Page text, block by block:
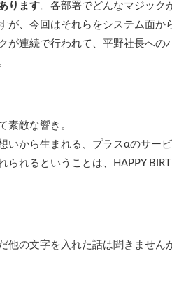
ります。各部署でどんなマジック
が、今回はそれらをシステム面か
が連続で行われて、平野社長への
素敵な響き。
いから生まれる、プラスαのサー
られるということは、HAPPY
他の文字を入れた話は聞きません